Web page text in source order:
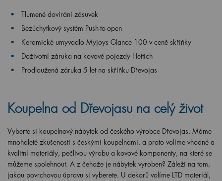
Tlumené dovírání zásuvek
Bezúchytkový systém Push-to-open
Keramické umyvadlo Myjoys Glance 100 v ceně skříňky
Doživotní záruka na kovové pojezdy Hettich
Prodloužená záruka 5 let na skříňku Dřevojas
Koupelna od Dřevojasu na celý život
Vyberte si koupelnový nábytek od českého výrobce Dřevojas. Máme
mnohaleté zkušenosti s českými koupelnami, a proto volíme vhodné a
kvalitní materiály, pečlivou výrobu a kovové komponenty, na které se
můžeme spolehnout. A z čehože je nábytek vyroben? Záleží na tom,
jakou povrchovou úpravu si vyberete. U dekorů volíme LTD materiál,